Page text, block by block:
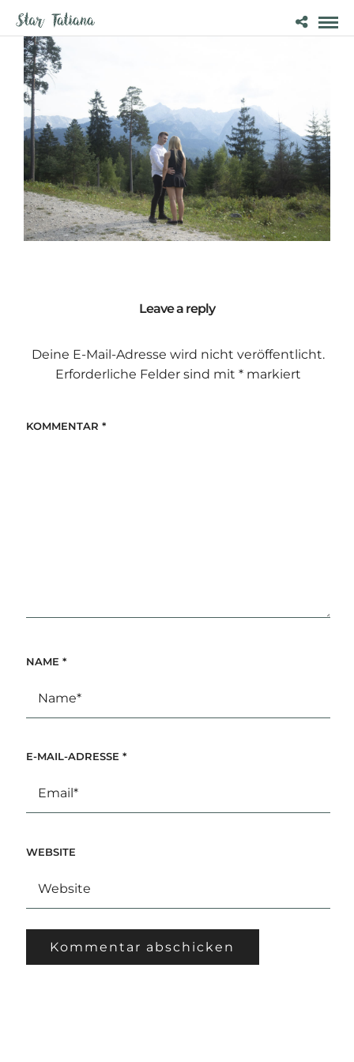
Leave a reply
Deine E-Mail-Adresse wird nicht veröffentlicht.
Erforderliche Felder sind mit *markiert
KOMMENTAR *
NAME *
E-MAIL-ADRESSE *
WEBSITE